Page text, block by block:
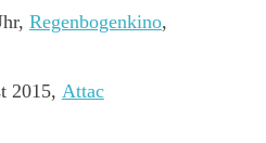
Regenbogenkino,
2015, Attac